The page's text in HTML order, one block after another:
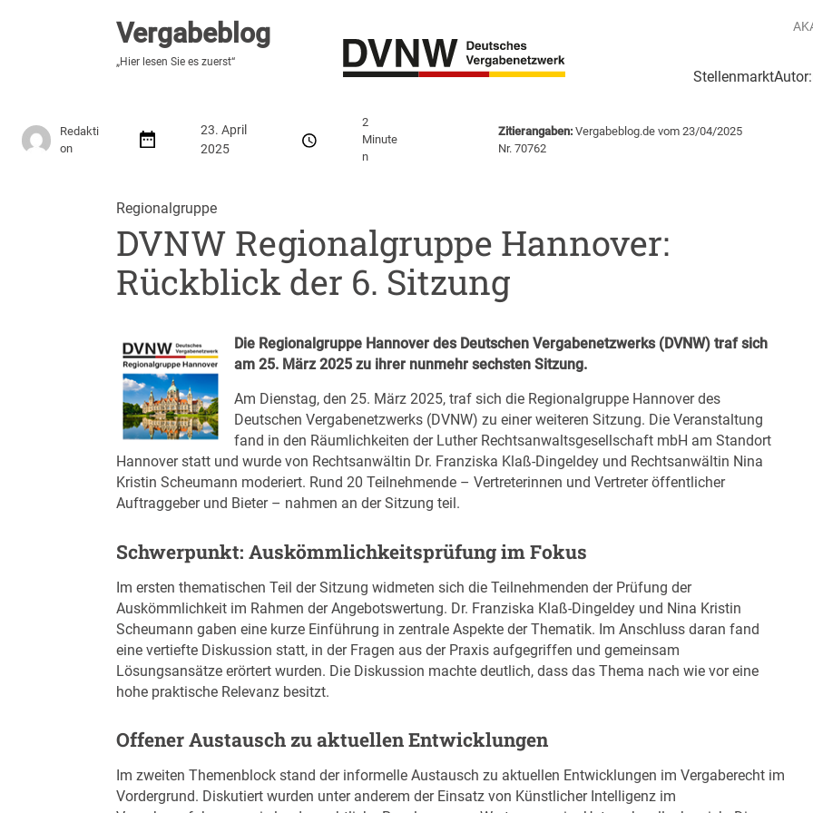
Vergabeblog
„Hier lesen Sie es zuerst“
Stellenmarkt
Vergabeblog
„Hier lesen Sie es zuerst“
Redakti
on
23. April
2025
2
Minute
n
Zitierangaben:Vergabeblog.de vom 23/04/2025
Nr. 70762
Regionalgruppe
DVNW Regionalgruppe Hannover:
Rückblick der 6. Sitzung
Die Regionalgruppe Hannover des Deutschen Vergabenetzwerks (DVNW) traf sich
am 25. März 2025 zu ihrer nunmehr sechsten Sitzung.
Am Dienstag, den 25. März 2025, traf sich die Regionalgruppe Hannover des
Deutschen Vergabenetzwerks (DVNW) zu einer weiteren Sitzung. Die Veranstaltung
fand in den Räumlichkeiten der Luther Rechtsanwaltsgesellschaft mbH am Standort
Hannover statt und wurde von Rechtsanwältin Dr. Franziska Klaß-Dingeldey und Rechtsanwältin Nina
Kristin Scheumann moderiert. Rund 20 Teilnehmende – Vertreterinnen und Vertreter öffentlicher
Auftraggeber und Bieter – nahmen an der Sitzung teil.
Schwerpunkt: Auskömmlichkeitsprüfung im Fokus
Im ersten thematischen Teil der Sitzung widmeten sich die Teilnehmenden der Prüfung der
Auskömmlichkeit im Rahmen der Angebotswertung. Dr. Franziska Klaß-Dingeldey und Nina Kristin
Scheumann gaben eine kurze Einführung in zentrale Aspekte der Thematik. Im Anschluss daran fand
eine vertiefte Diskussion statt, in der Fragen aus der Praxis aufgegriffen und gemeinsam
Lösungsansätze erörtert wurden. Die Diskussion machte deutlich, dass das Thema nach wie vor eine
hohe praktische Relevanz besitzt.
Offener Austausch zu aktuellen Entwicklungen
Im zweiten Themenblock stand der informelle Austausch zu aktuellen Entwicklungen im Vergaberecht im
Vordergrund. Diskutiert wurden unter anderem der Einsatz von Künstlicher Intelligenz im